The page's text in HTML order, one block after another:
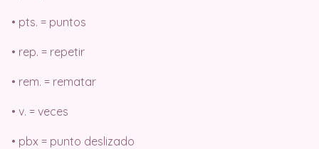
• pts. = puntos
• rep. = repetir
• rem. = rematar
• v. = veces
• pbx = punto deslizado